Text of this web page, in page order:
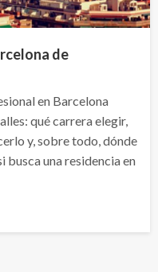
de
en Barcelona
qué carrera elegir,
y, sobre todo, dónde
busca una residencia en